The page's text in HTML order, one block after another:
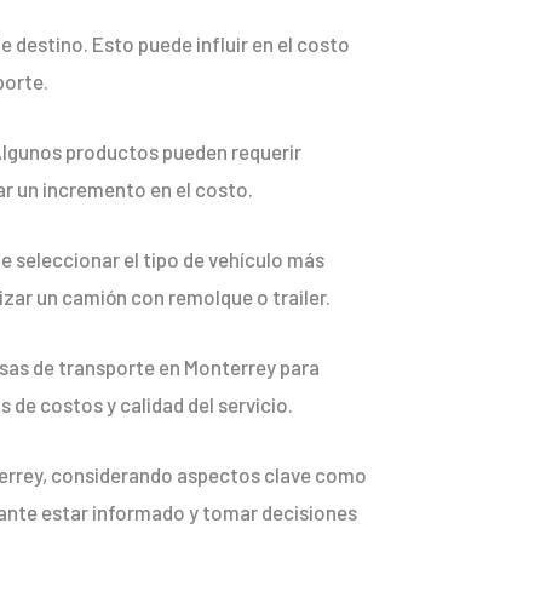
destino. Esto puede influir en el costo
productos pueden requerir
un incremento en el costo.
seleccionar el tipo de vehículo más
un camión con remolque o trailer.
de transporte en Monterrey para
costos y calidad del servicio.
considerando aspectos clave como
estar informado y tomar decisiones